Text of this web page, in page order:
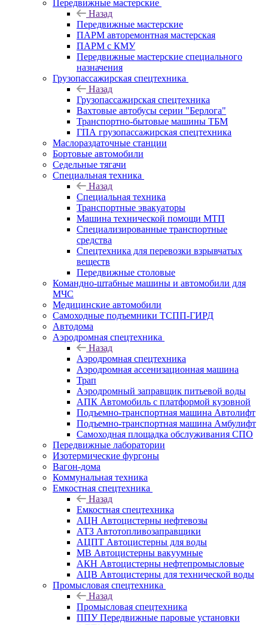
Передвижные мастерские
Назад
Передвижные мастерские
ПАРМ авторемонтная мастерская
ПАРМ с КМУ
Передвижные мастерские специального
назначения
Грузопассажирская спецтехника
Назад
Грузопассажирская спецтехника
Вахтовые автобусы серии "Берлога"
Транспортно-бытовые машины ТБМ
ГПА грузопассажирская спецтехника
Маслораздаточные станции
Бортовые автомобили
Седельные тягачи
Специальная техника
Назад
Специальная техника
Транспортные эвакуаторы
Машина технической помощи МТП
Специализированные транспортные
средства
Спецтехника для перевозки взрывчатых
веществ
Передвижные столовые
Командно-штабные машины и автомобили для
МЧС
Медицинские автомобили
Самоходные подъемники ТСПП-ГИРД
Автодома
Аэродромная спецтехника
Назад
Аэродромная спецтехника
Аэродромная ассенизационная машина
Трап
Аэродромный заправщик питьевой воды
АПК Автомобиль с платформой кузовной
Подъемно-транспортная машина Автолифт
Подъемно-транспортная машина Амбулифт
Самоходная площадка обслуживания СПО
Передвижные лаборатории
Изотермические фургоны
Вагон-дома
Коммунальная техника
Емкостная спецтехника
Назад
Емкостная спецтехника
АЦН Автоцистерны нефтевозы
АТЗ Автотопливозаправщики
АЦПТ Автоцистерны для воды
МВ Автоцистерны вакуумные
АКН Автоцистерны нефтепромысловые
АЦВ Автоцистерны для технической воды
Промысловая спецтехника
Назад
Промысловая спецтехника
ППУ Передвижные паровые установки